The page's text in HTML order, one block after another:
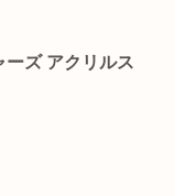
ーズ アクリルス